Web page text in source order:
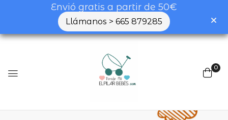
Envió gratis a partir de 50€
Llámanos > 665 879285
0